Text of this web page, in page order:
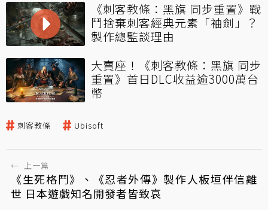
《刺客教條：黑旗 同步重置》戰
鬥捨棄刺客經典元素「袖劍」？
製作總監談理由
大賣座！《刺客教條：黑旗 同步
重置》首日DLC收益逾3000萬台
幣
刺客教條 Ubisoft
← 上一篇
《生死格鬥》、《忍者外傳》製作人板垣伴信離
世 日本遊戲知名開發者皆致哀